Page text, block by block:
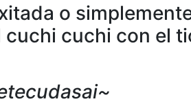
o
cuchi cuchi con el